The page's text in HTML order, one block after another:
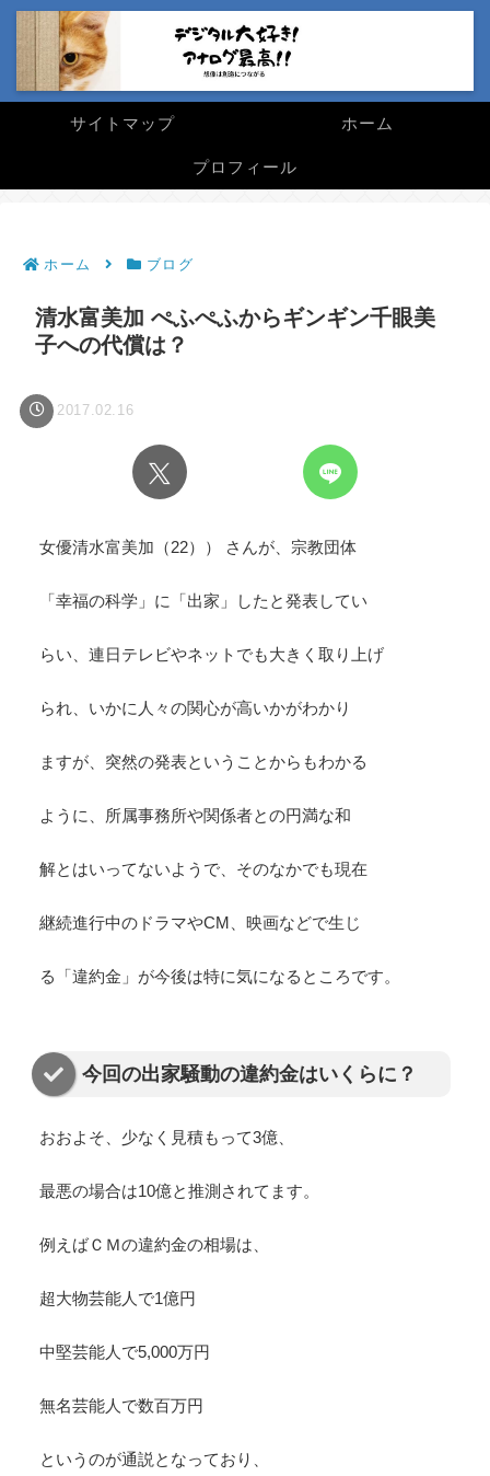
サイトマップ ホーム
プロフィール
ホーム ブログ
清水富美加 ぺふぺふからギンギン千眼美
子への代償は？
2017.02.16
女優清水富美加（22）） さんが、宗教団体
「幸福の科学」に「出家」したと発表してい
らい、連日テレビやネットでも大きく取り上げ
られ、いかに人々の関心が高いかがわかり
ますが、突然の発表ということからもわかる
ように、所属事務所や関係者との円満な和
解とはいってないようで、そのなかでも現在
継続進行中のドラマやCM、映画などで生じ
る「違約金」が今後は特に気になるところです。
今回の出家騒動の違約金はいくらに？
おおよそ、少なく見積もって3億
最悪の場合は10億と推測されてます。
例えばＣＭの違約金の相場は、
超大物芸能人で1億円
中堅芸能人で5,000万円
無名芸能人で数百万円
というのが通説となっており、